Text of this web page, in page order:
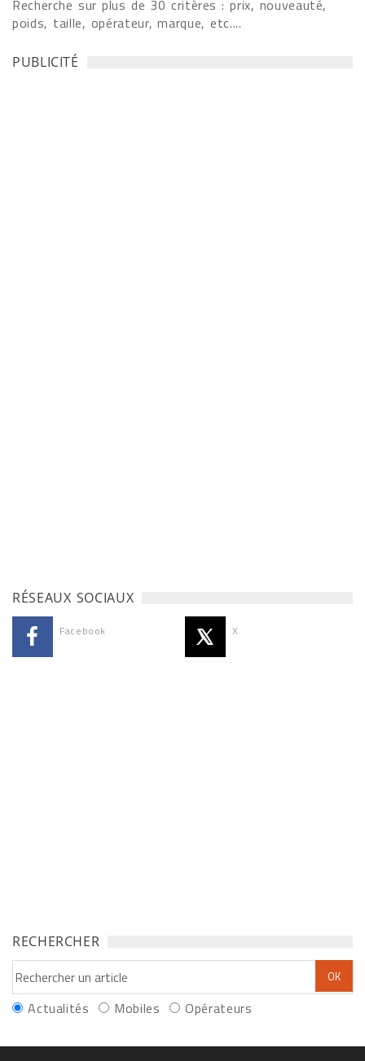
Recherche sur plus de 30 critères : prix, nouveauté,
poids, taille, opérateur, marque, etc....
PUBLICITÉ
RÉSEAUX SOCIAUX
Facebook X
RECHERCHER
Actualités Mobiles Opérateurs